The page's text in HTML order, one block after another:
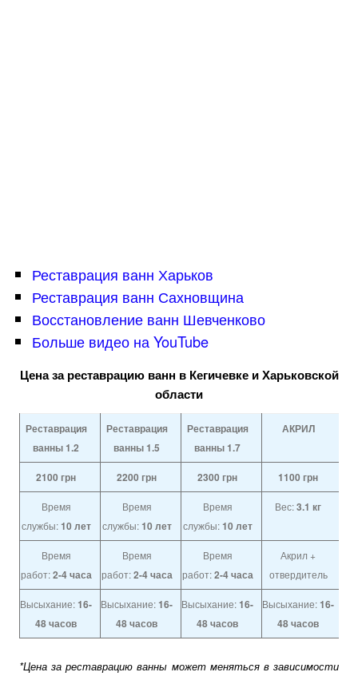
Реставрация ванн Харьков
Реставрация ванн Сахновщина
Восстановление ванн Шевченково
Больше видео на YouTube
Цена за реставрацию ванн в Кегичевке и Харьковской
области
Реставрация
ванны 1.2
Реставрация
ванны 1.5
Реставрация
ванны 1.7
АКРИЛ
2100 грн 2200 грн 2300 грн 1100 грн
Время
службы:10 лет
Время
службы:10 лет
Время
службы:10 лет
Вес:3.1 кг
Время
работ:2-4 часа
Время
работ:2-4 часа
Время
работ:2-4 часа
Акрил +
отвердитель
Высыхание:16-
48 часов
Высыхание:16-
48 часов
Высыхание:16-
48 часов
Высыхание:16-
48 часов
*Цена за реставрацию ванны может меняться в зависимости